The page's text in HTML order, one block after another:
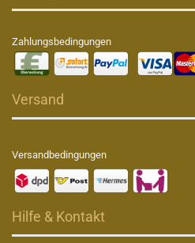
Zahlungsbedingungen
Versand
Versandbedingungen
Hilfe & Kontakt